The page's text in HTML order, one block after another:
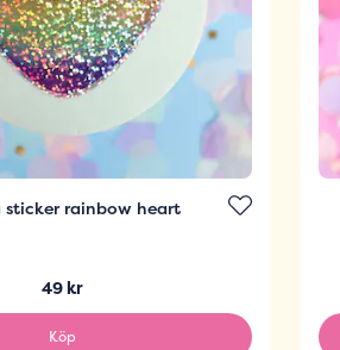
sticker rainbow heart
49 kr
Köp